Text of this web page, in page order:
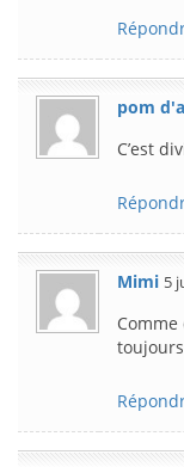
pom
C’est
Mimi 5